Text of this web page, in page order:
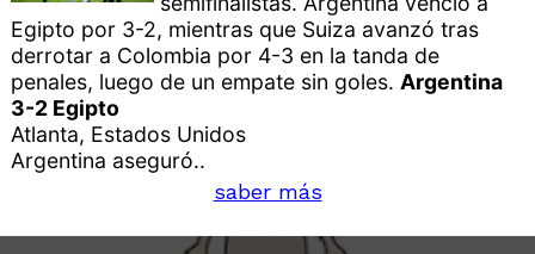
Egipto por 3-2, mientras que Suiza avanzó tras
derrotar a Colombia por 4-3 en la tanda de
penales, luego de un empate sin goles. Argentina
3-2 Egipto
Atlanta, Estados Unidos
Argentina aseguró..
saber más